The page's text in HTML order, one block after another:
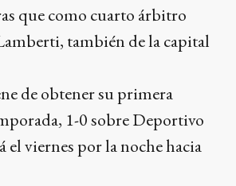
que como cuarto árbitro
también de la capital
de obtener su primera
1-0 sobre Deportivo
el viernes por la noche hacia